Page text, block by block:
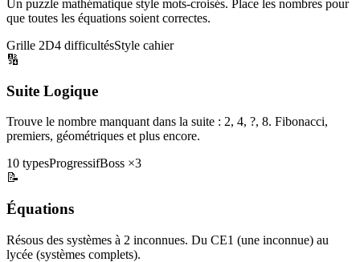
Un puzzle mathématique style mots-croisés. Place les nombres pour
que toutes les équations soient correctes.
Grille 2D4 difficultésStyle cahier
🔢
Suite Logique
Trouve le nombre manquant dans la suite : 2, 4, ?, 8. Fibonacci,
premiers, géométriques et plus encore.
10 typesProgressifBoss ×3
📝
Équations
Résous des systèmes à 2 inconnues. Du CE1 (une inconnue) au
lycée (systèmes complets).